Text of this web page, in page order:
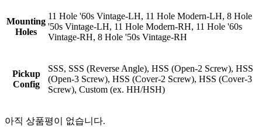
Mounting
Holes
11 Hole '60s Vintage-LH, 11 Hole Modern-LH, 8 Hole
'50s Vintage-LH, 11 Hole Modern-RH, 11 Hole '60s
Vintage-RH, 8 Hole '50s Vintage-RH
Pickup
Config
SSS, SSS (Reverse Angle), HSS (Open-2 Screw), HSS
(Open-3 Screw), HSS (Cover-2 Screw), HSS (Cover-3
Screw), Custom (ex. HH/HSH)
아직 상품평이 없습니다.